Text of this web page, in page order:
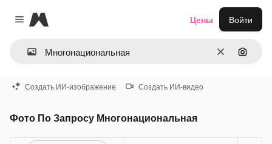
Close menu
Magnific
ОчиститьПоиск
Цены Войти
Создать ИИ-изображение Создать ИИ-видео
Фото По Запросу Многонациональная